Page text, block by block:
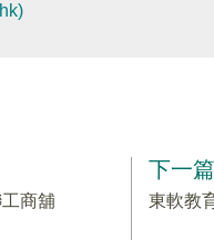
商舖
下一
東軟教